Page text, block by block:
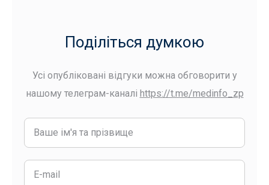
Поділіться думкою
Усі опубліковані відгуки можна обговорити у
нашому телеграм-каналі https://t.me/medinfo_zp